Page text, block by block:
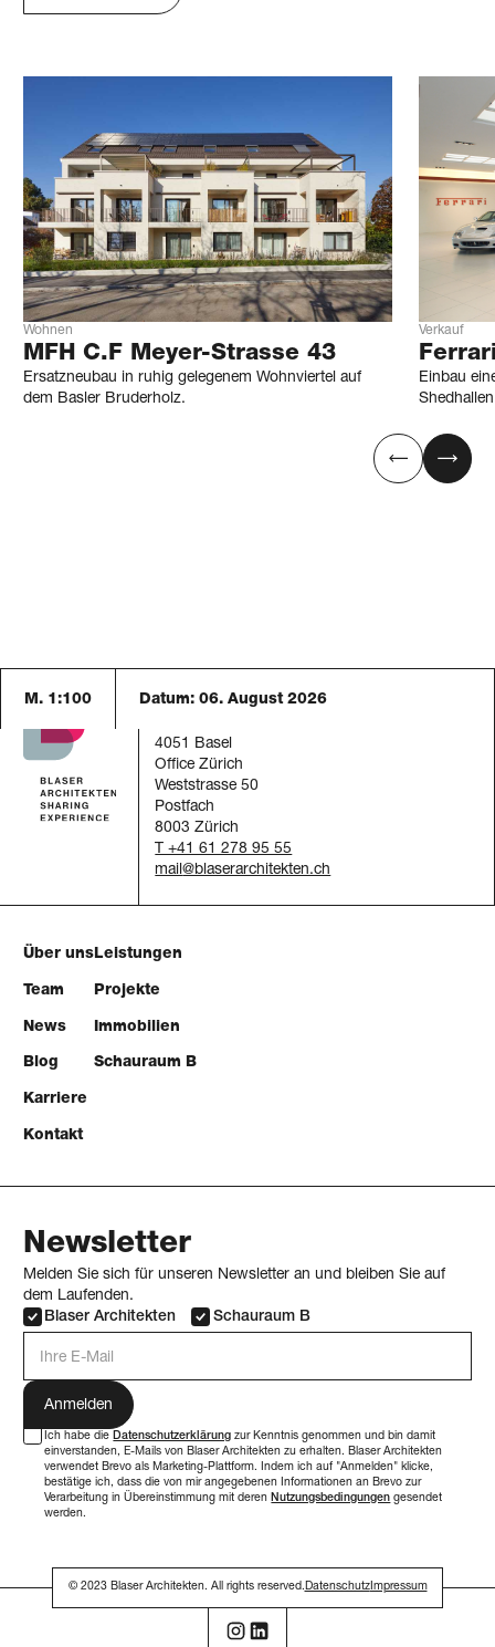
Wohnen
MFH C.F Meyer-Strasse 43
Ersatzneubau in ruhig gelegenem Wohnviertel auf
dem Basler Bruderholz.
Verkauf
Einbau
M. 1:100 Datum: 06. August 2026
Blaser Architekten AG
4051 Basel
Office Zürich
Weststrasse 50
Postfach
8003 Zürich
T +41 61 278 95 55
mail
Über uns
Team
News
Blog
Karriere
Kontakt
Leistungen
Projekte
Immobilien
Schauraum B
Newsletter
Melden Sie sich für unseren Newsletter an und bleiben Sie auf
dem Laufenden.
Blaser Architekten
Schauraum B
Ich habe die Datenschutzerklärung zur Kenntnis genommen und bin damit
einverstanden, E-Mails von Blaser Architekten zu erhalten. Blaser Architekten
verwendet Brevo als Marketing-Plattform. Indem ich auf "Anmelden" klicke,
bestätige ich, dass die von mir angegebenen Informationen an Brevo zur
Verarbeitung in Übereinstimmung mit deren Nutzungsbedingungen gesendet
werden.
© 2023 Blaser Architekten. All rights reserved.DatenschutzImpressum